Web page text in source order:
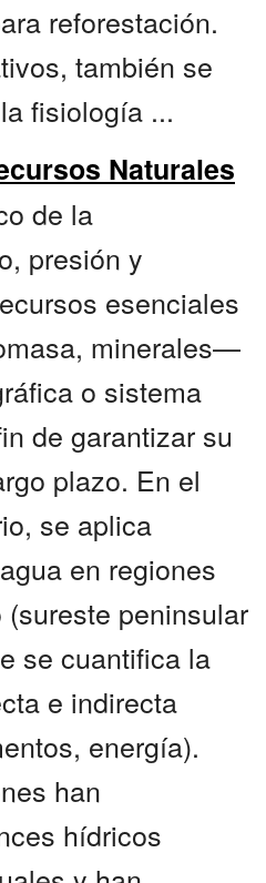
reforestación.
también se
fisiología ...
Naturales
de la
presión y
esenciales
minerales—
o sistema
de garantizar su
plazo. En el
se aplica
en regiones
peninsular
se cuantifica la
e indirecta
energía).
han
hídricos